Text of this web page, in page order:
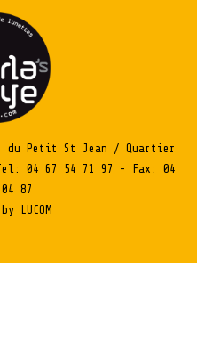
du Petit St Jean / Quartier
04 67 54 71 97 - Fax: 04
87
LUCOM